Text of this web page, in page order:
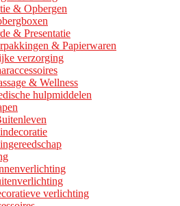
& Opbergen
& Presentatie
& Papierwaren
verzorging
& Wellness
hulpmiddelen
verlichting